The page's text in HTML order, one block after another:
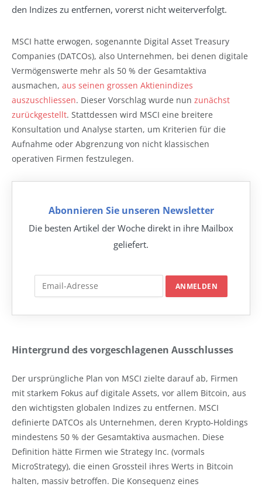
den Indizes zu entfernen, vorerst nicht weiterverfolgt.
MSCI hatte erwogen, sogenannte Digital Asset Treasury
Companies (DATCOs), also Unternehmen, bei denen digitale
Vermögenswerte mehr als 50 % der Gesamtaktiva
ausmachen, aus seinen grossen Aktienindizes
auszuschliessen. Dieser Vorschlag wurde nun zunächst
zurückgestellt. Stattdessen wird MSCI eine breitere
Konsultation und Analyse starten, um Kriterien für die
Aufnahme oder Abgrenzung von nicht klassischen
operativen Firmen festzulegen.
Abonnieren Sie unseren Newsletter
Die besten Artikel der Woche direkt in ihre Mailbox
geliefert.
Hintergrund des vorgeschlagenen Ausschlusses
Der ursprüngliche Plan von MSCI zielte darauf ab, Firmen
mit starkem Fokus auf digitale Assets, vor allem Bitcoin, aus
den wichtigsten globalen Indizes zu entfernen. MSCI
definierte DATCOs als Unternehmen, deren Krypto-Holdings
mindestens 50 % der Gesamtaktiva ausmachen. Diese
Definition hätte Firmen wie Strategy Inc. (vormals
MicroStrategy), die einen Grossteil ihres Werts in Bitcoin
halten, massiv betroffen. Die Konsequenz eines